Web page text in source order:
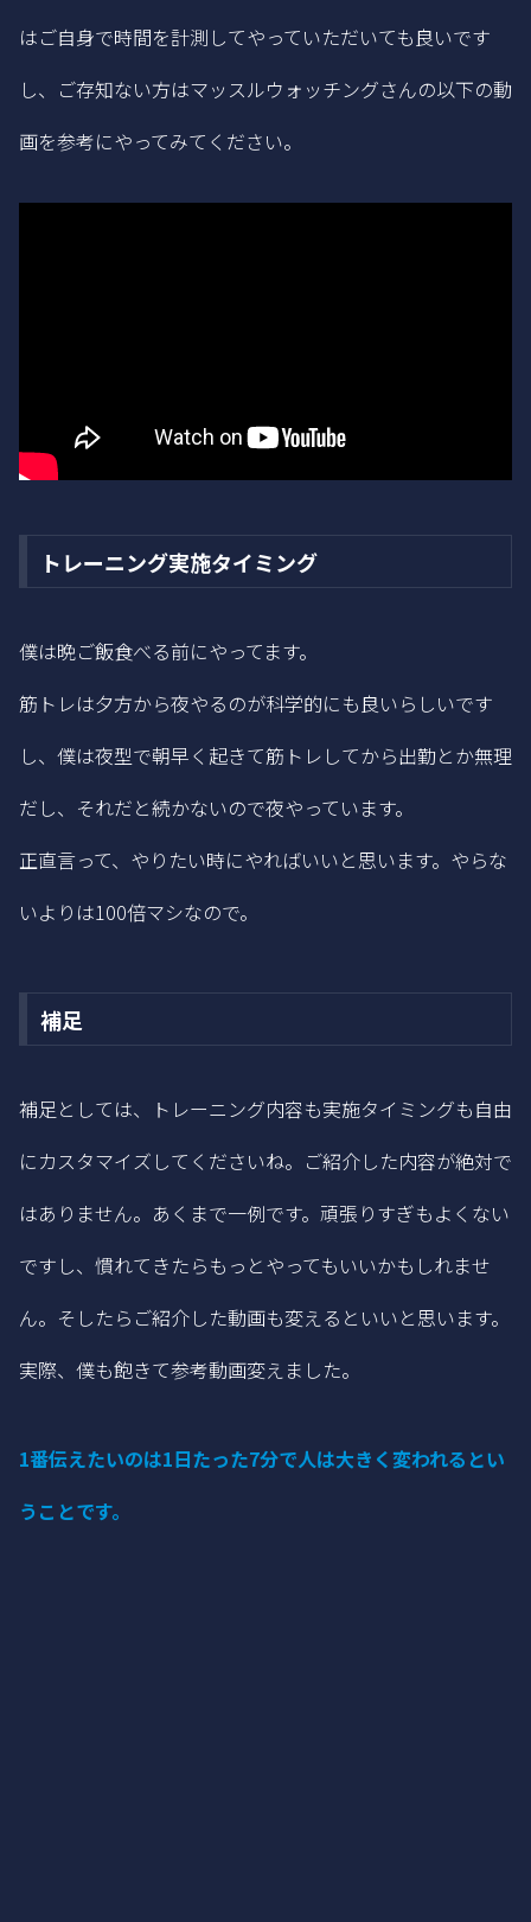
はご自身で時間を計測してやっていただいても良いです
し、ご存知ない方はマッスルウォッチングさんの以下の動
画を参考にやってみてください。
トレーニング実施タイミング
僕は晩ご飯食べる前にやってます。
筋トレは夕方から夜やるのが科学的にも良いらしいです
し、僕は夜型で朝早く起きて筋トレしてから出勤とか無理
だし、それだと続かないので夜やっています。
正直言って、やりたい時にやればいいと思います。やらな
いよりは100倍マシなので。
補足
補足としては、トレーニング内容も実施タイミングも自由
にカスタマイズしてくださいね。ご紹介した内容が絶対で
はありません。あくまで一例です。頑張りすぎもよくない
ですし、慣れてきたらもっとやってもいいかもしれませ
ん。そしたらご紹介した動画も変えるといいと思います。
実際、僕も飽きて参考動画変えました。
1番伝えたいのは1日たった7分で人は大きく変われるとい
うことです。